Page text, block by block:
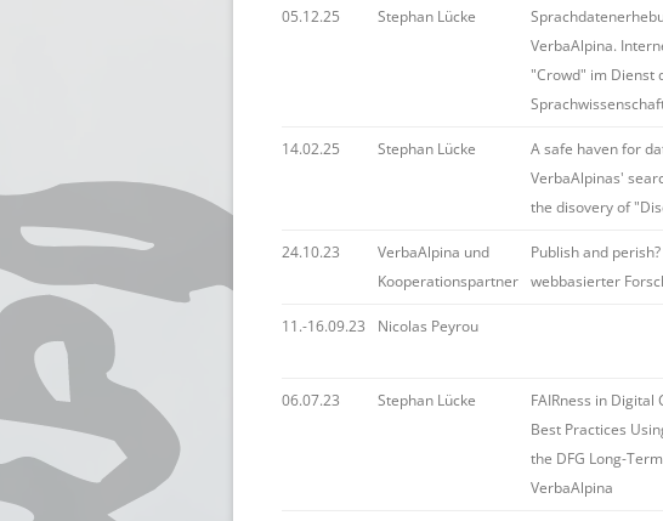
05.12.25 Stephan Lücke
VerbaAlpina.
"Crowd" im Dienst
14.02.25 Stephan Lücke
A safe haven for
VerbaAlpinas'
the disovery of
24.10.23
VerbaAlpina und
Kooperationspartner
Publish and
webbasierter
11.-16.09.23 Nicolas Peyrou
06.07.23 Stephan Lücke
FAIRness in Digital
Best Practices
the DFG Long-
VerbaAlpina